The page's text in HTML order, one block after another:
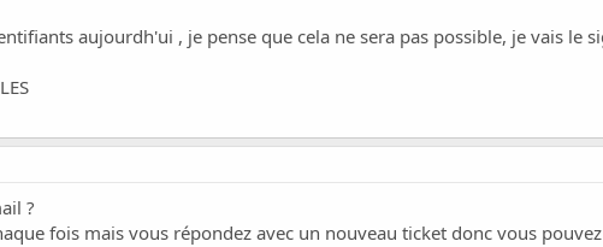
aujourdh'ui , je pense que cela ne sera pas possible, je vais le
?
fois mais vous répondez avec un nouveau ticket donc vous